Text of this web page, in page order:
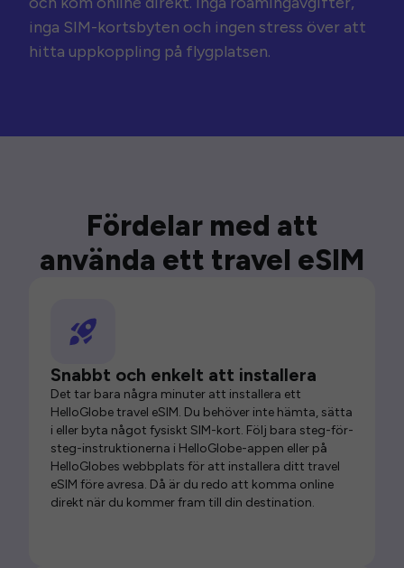
inga SIM-kortsbyten och ingen stress över att
hitta uppkoppling på flygplatsen.
Fördelar med att
använda ett travel eSIM
Snabbt och enkelt att installera
Det tar bara några minuter att installera ett
HelloGlobe travel eSIM. Du behöver inte hämta, sätta
i eller byta något fysiskt SIM-kort. Följ bara steg-för-
steg-instruktionerna i HelloGlobe-appen eller på
HelloGlobes webbplats för att installera ditt travel
eSIM före avresa. Då är du redo att komma online
direkt när du kommer fram till din destination.